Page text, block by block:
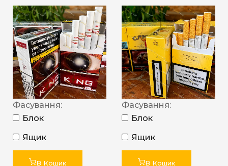
Фасування:
Блок
Ящик
В Кошик
Фасування:
Блок
Ящик
В Кошик